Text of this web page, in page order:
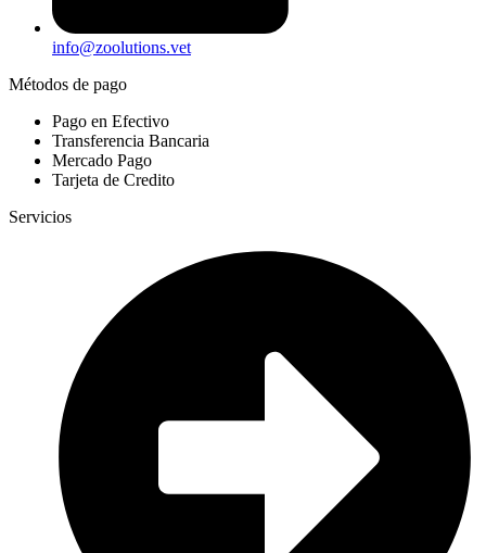
info@zoolutions.vet
Métodos de pago
Pago en Efectivo
Transferencia Bancaria
Mercado Pago
Tarjeta de Credito
Servicios